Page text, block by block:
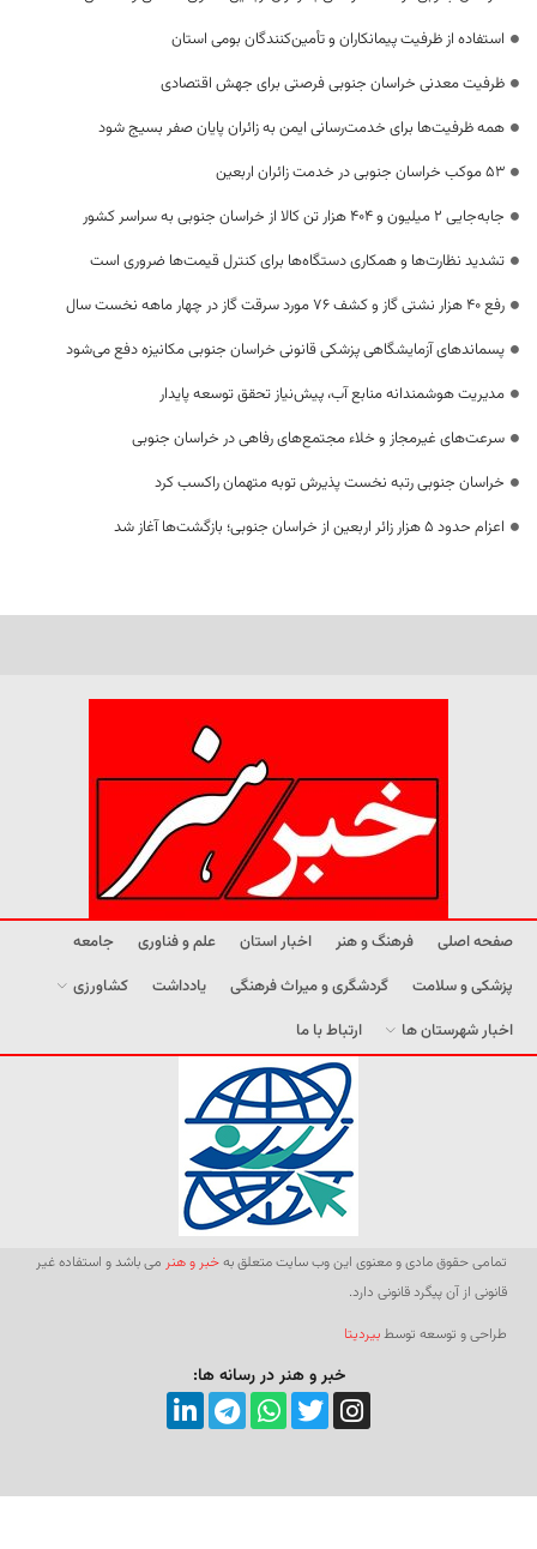
استفاده از ظرفیت پیمانکاران و تأمین‌کنندگان بومی استان
ظرفیت معدنی خراسان جنوبی فرصتی برای جهش اقتصادی
همه ظرفیت‌ها برای خدمت‌رسانی ایمن به زائران پایان صفر بسیج شود
53 موکب خراسان جنوبی در خدمت زائران اربعین
جابه‌جایی 2 میلیون و 404 هزار تن کالا از خراسان جنوبی به سراسر کشور
تشدید نظارت‌ها و همکاری دستگاه‌ها برای کنترل قیمت‌ها ضروری است
رفع 40 هزار نشتی گاز و کشف 76 مورد سرقت گاز در چهار ماهه نخست سال
پسماندهای آزمایشگاهی پزشکی قانونی خراسان جنوبی مکانیزه دفع می‌شود
مدیریت هوشمندانه منابع آب، پیش‌نیاز تحقق توسعه پایدار
سرعت‌های غیرمجاز و خلاء مجتمع‌های رفاهی در خراسان جنوبی
خراسان جنوبی رتبه نخست پذیرش توبه متهمان راکسب کرد
اعزام حدود 5 هزار زائر اربعین از خراسان جنوبی؛ بازگشت‌ها آغاز شد
صفحه اصلی فرهنگ و هنر اخبار استان علم و فناوری
جامعه
پزشکی و سلامت
گردشگری و میراث فرهنگی یادداشت
کشاورزی
اخبار شهرستان ها
ارتباط با ما
تمامی حقوق مادی و معنوی این وب سایت متعلق بهخبر و هنر می باشد و استفاده غیر
قانونی از آن پیگرد قانونی دارد.
طراحی و توسعه توسطبیردیتا
خبر و هنر در رسانه ها: